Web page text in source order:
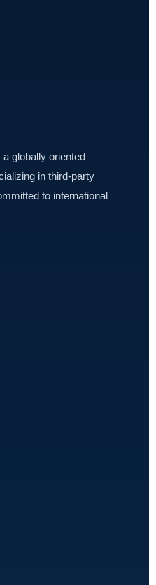
globally oriented
in third-party
to international